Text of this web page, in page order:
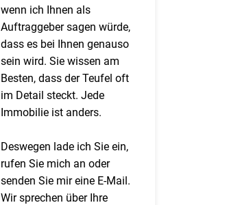
wenn ich Ihnen als
Auftraggeber sagen würde,
dass es bei Ihnen genauso
sein wird. Sie wissen am
Besten, dass der Teufel oft
im Detail steckt. Jede
Immobilie ist anders.
Deswegen lade ich Sie ein,
rufen Sie mich an oder
senden Sie mir eine E-Mail.
Wir sprechen über Ihre